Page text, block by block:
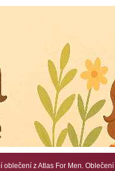
oblečení z Atlas For Men.